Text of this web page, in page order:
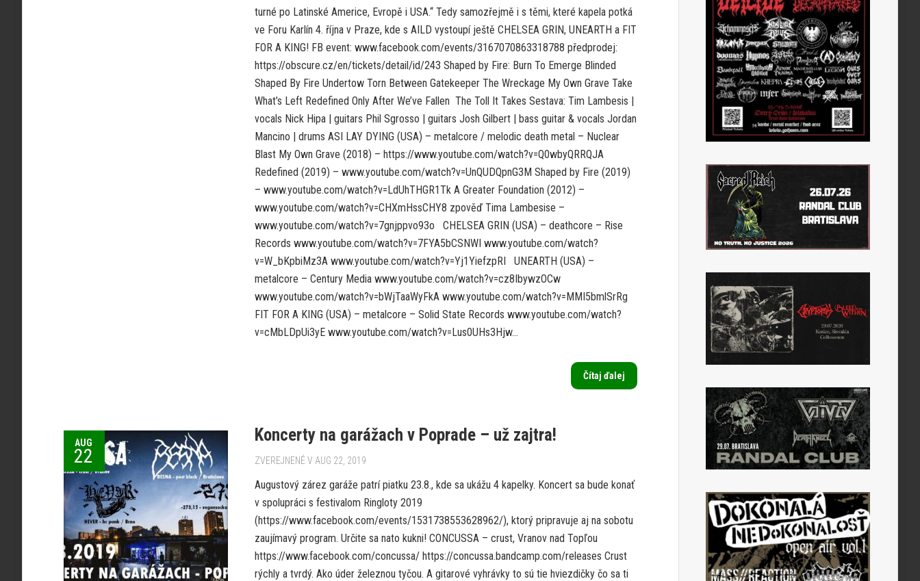
turné po Latinské Americe, Evropě i USA.“ Tedy samozřejmě i s těmi, které kapela potká
ve Foru Karlín 4. října v Praze, kde s AILD vystoupí ještě CHELSEA GRIN, UNEARTH a FIT
FOR A KING! FB event: www.facebook.com/events/3167070863318788 předprodej:
https://obscure.cz/en/tickets/detail/id/243 Shaped by Fire: Burn To Emerge Blinded
Shaped By Fire Undertow Torn Between Gatekeeper The Wreckage My Own Grave Take
What’s Left Redefined Only After We’ve Fallen The Toll It Takes Sestava: Tim Lambesis |
vocals Nick Hipa | guitars Phil Sgrosso | guitars Josh Gilbert | bass guitar & vocals Jordan
Mancino | drums ASI LAY DYING (USA) – metalcore / melodic death metal – Nuclear
Blast My Own Grave (2018) – https://www.youtube.com/watch?v=Q0wbyQRRQJA
Redefined (2019) – www.youtube.com/watch?v=UnQUDQpnG3M Shaped by Fire (2019)
– www.youtube.com/watch?v=LdUhTHGR1Tk A Greater Foundation (2012) –
www.youtube.com/watch?v=CHXmHssCHY8 zpověď Tima Lambesise –
www.youtube.com/watch?v=7gnjppvo93o CHELSEA GRIN (USA) – deathcore – Rise
Records www.youtube.com/watch?v=7FYA5bCSNWI www.youtube.com/watch?
v=W_bKpbiMz3A www.youtube.com/watch?v=Yj1YiefzpRI UNEARTH (USA) –
metalcore – Century Media www.youtube.com/watch?v=cz8IbywzOCw
www.youtube.com/watch?v=bWjTaaWyFkA www.youtube.com/watch?v=MMI5bmlSrRg
FIT FOR A KING (USA) – metalcore – Solid State Records www.youtube.com/watch?
v=cMbLDpUi3yE www.youtube.com/watch?v=Lus0UHs3Hjw...
Čítaj ďalej
AUG
22
Koncerty na garážach v Poprade – už zajtra!
ZVEREJNENÉ V AUG 22, 2019
Augustový zárez garáže patrí piatku 23.8., kde sa ukážu 4 kapelky. Koncert sa bude konať
v spolupráci s festivalom Ringloty 2019
(https://www.facebook.com/events/1531738553628962/), ktorý pripravuje aj na sobotu
zaujímavý program. Určite sa nato kukni! CONCUSSA – crust, Vranov nad Topľou
https://www.facebook.com/concussa/ https://concussa.bandcamp.com/releases Crust
rýchly a tvrdý. Ako úder železnou tyčou. A gitarové vyhrávky to sú tie hviezdičky čo sa ti